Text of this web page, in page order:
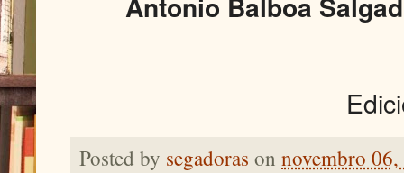
Posted by segadoras on novembro